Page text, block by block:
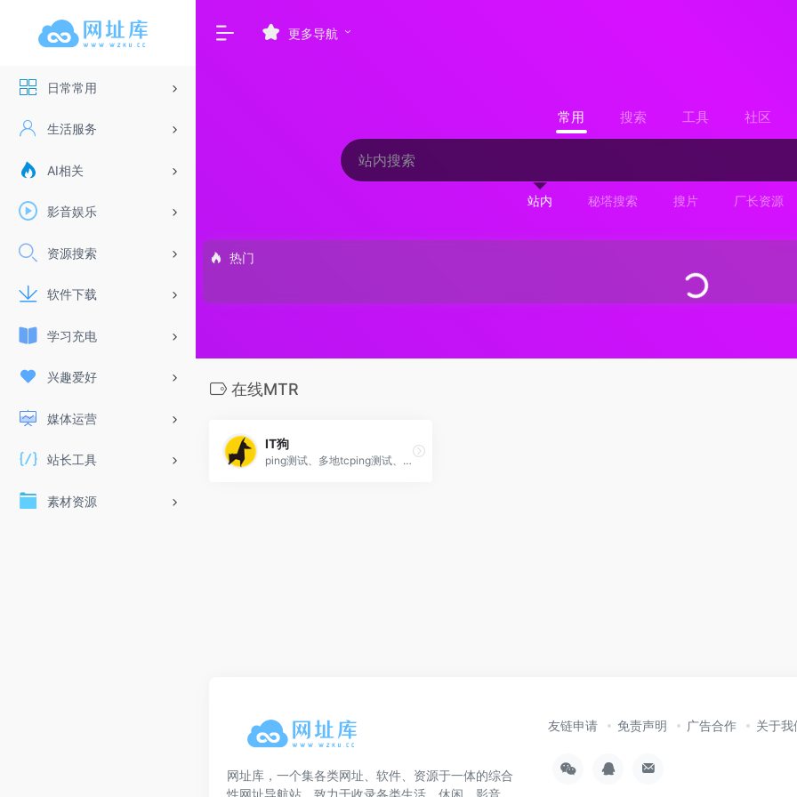
日常常用
生活服务
AI相关
影音娱乐
资源搜索
软件下载
学习充电
兴趣爱好
媒体运营
站长工具
素材资源
更多导航
常用 搜索 工具 社区
站内 秘塔搜索 搜片 厂长资源
热门
在线MTR
IT狗
ping测试、多地tcping测试、网站测速、HTTP测速、API测速、路由追踪、在线MTR 、DNS查询等。
网址库，一个集各类网址、软件、资源于一体的综合
性网址导航站，致力于收录各类生活、休闲、影音、
友链申请 免责声明 广告合作 关于我